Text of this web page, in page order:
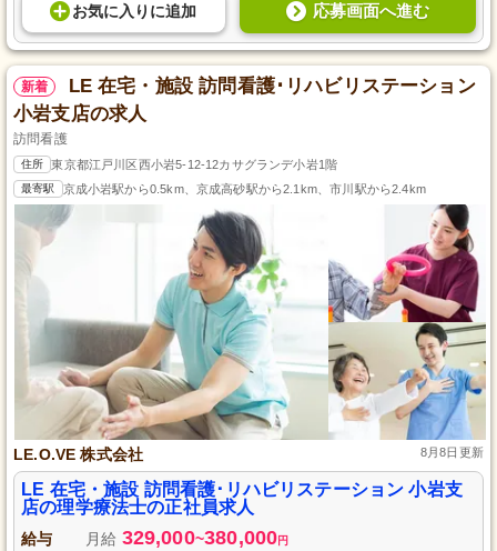
お気に入り に追加 応募画面へ進む
新着
LE 在宅・施設 訪問看護･リハビリステーション
小岩支店の求人
訪問看護
住所 東京都江戸川区西小岩5-12-12カサグランデ小岩1階
最寄駅 京成小岩駅から0.5km、京成高砂駅から2.1km、市川駅から2.4km
LE.O.VE 株式会社 8月8日更新
LE 在宅・施設 訪問看護･リハビリステーション 小岩支
店の理学療法士の正社員求人
給与 月給 329,000~380,000円